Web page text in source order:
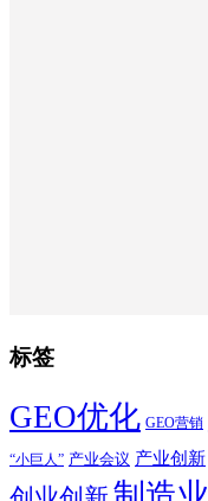
标签
GEO优化 GEO营销
“小巨人” 产业会议 产业创新